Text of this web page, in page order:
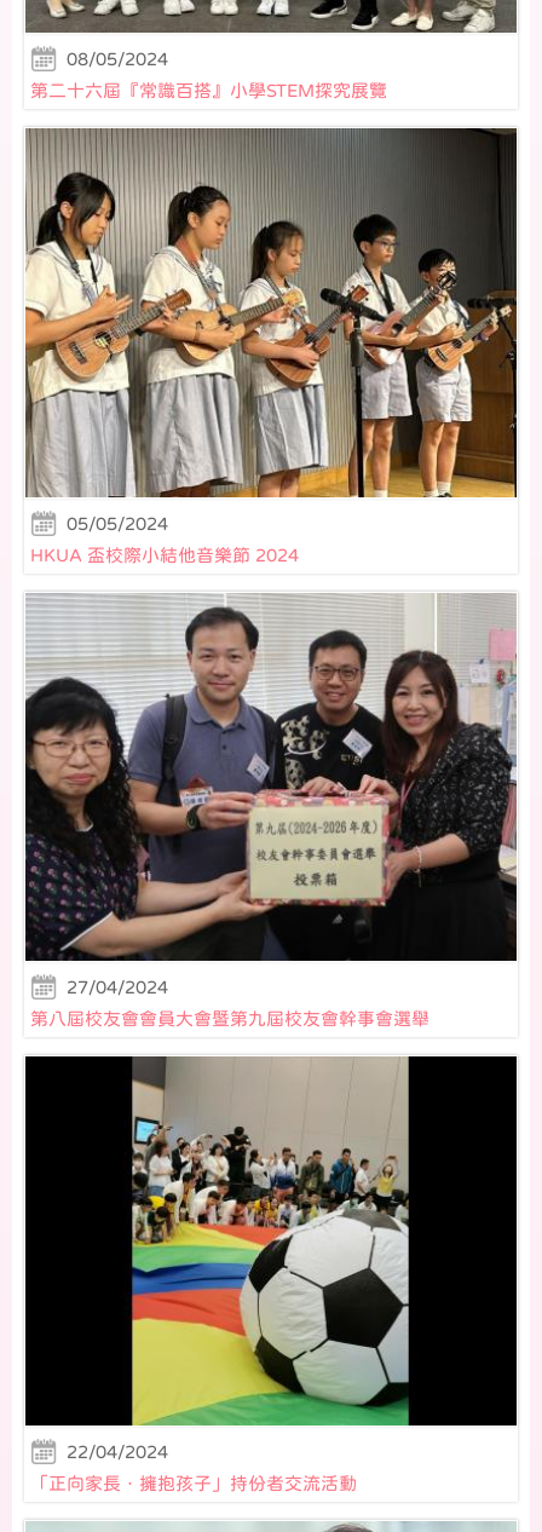
08/05/2024
第二十六屆『常識百搭』小學STEM探究展覽
05/05/2024
HKUA 盃校際小結他音樂節 2024
27/04/2024
第八屆校友會會員大會暨第九屆校友會幹事會選舉
22/04/2024
「正向家長．擁抱孩子」持份者交流活動